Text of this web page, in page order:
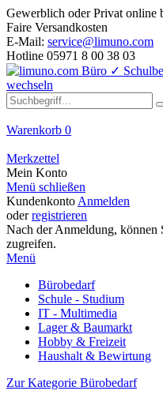
Gewerblich oder Privat online
Faire Versandkosten
E-Mail: service@limuno.com
Hotline 05971 8 00 38 03
Warenkorb 0
Merkzettel
Mein Konto
Menü schließen
Kundenkonto Anmelden
oderregistrieren
Nach der Anmeldung, können
zugreifen.
Menü
Bürobedarf
Schule - Studium
IT - Multimedia
Lager & Baumarkt
Hobby & Freizeit
Haushalt & Bewirtung
Zur Kategorie Bürobedarf